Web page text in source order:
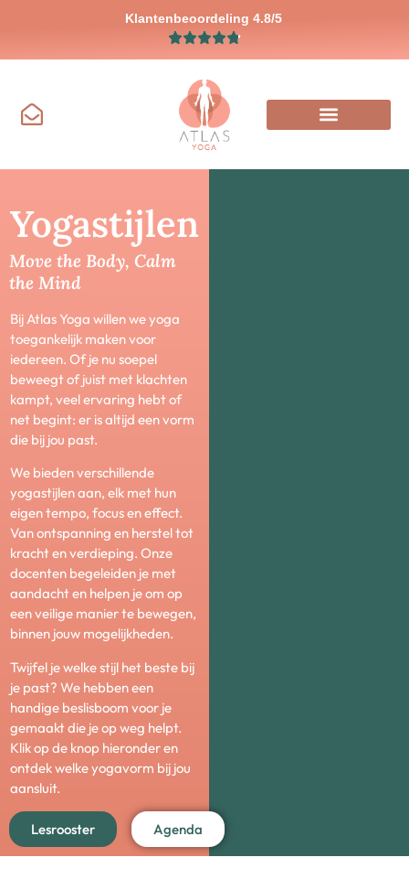
Klantenbeoordeling 4.8/5
Yogastijlen
Move the Body, Calm
the Mind
Bij Atlas Yoga willen we yoga
toegankelijk maken voor
iedereen. Of je nu soepel
beweegt of juist met klachten
kampt, veel ervaring hebt of
net begint: er is altijd een vorm
die bij jou past.
We bieden verschillende
yogastijlen aan, elk met hun
eigen tempo, focus en effect.
Van ontspanning en herstel tot
kracht en verdieping. Onze
docenten begeleiden je met
aandacht en helpen je om op
een veilige manier te bewegen,
binnen jouw mogelijkheden.
Twijfel je welke stijl het beste bij
je past? We hebben een
handige beslisboom voor je
gemaakt die je op weg helpt.
Klik op de knop hieronder en
ontdek welke yogavorm bij jou
aansluit.
Lesrooster Agenda